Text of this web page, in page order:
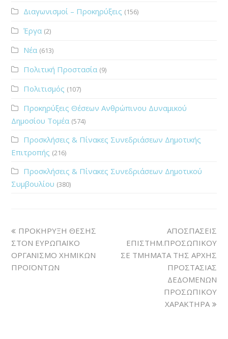
Διαγωνισμοί – Προκηρύξεις (156)
Έργα (2)
Νέα (613)
Πολιτική Προστασία (9)
Πολιτισμός (107)
Προκηρύξεις Θέσεων Ανθρώπινου Δυναμικού
Δημοσίου Τομέα (574)
Προσκλήσεις & Πίνακες Συνεδριάσεων Δημοτικής
Επιτροπής (216)
Προσκλήσεις & Πίνακες Συνεδριάσεων Δημοτικού
Συμβουλίου (380)
ΠΡΟΚΗΡΥΞΗ ΘΕΣΗΣ
ΣΤΟΝ ΕΥΡΩΠΑΪΚΟ
ΟΡΓΑΝΙΣΜΟ ΧΗΜΙΚΩΝ
ΠΡΟΪΟΝΤΩΝ
ΑΠΟΣΠΑΣΕΙΣ
ΕΠΙΣΤΗΜ.ΠΡΟΣΩΠΙΚΟΥ
ΣΕ ΤΜΗΜΑΤΑ ΤΗΣ ΑΡΧΗΣ
ΠΡΟΣΤΑΣΙΑΣ
ΔΕΔΟΜΕΝΩΝ
ΠΡΟΣΩΠΙΚΟΥ
ΧΑΡΑΚΤΗΡΑ